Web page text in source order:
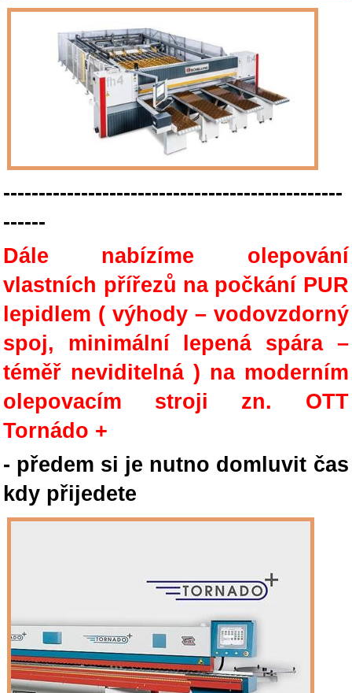
------------------------------------------------
------
Dále nabízíme olepování
vlastních přířezů na počkání PUR
lepidlem ( výhody – vodovzdorný
spoj, minimální lepená spára –
téměř neviditelná ) na moderním
olepovacím stroji zn. OTT
Tornádo +
- předem si je nutno domluvit čas
kdy přijedete